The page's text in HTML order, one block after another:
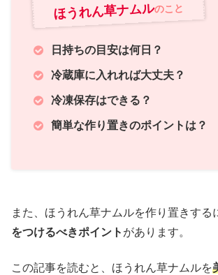
ほうれん草ナムルのこと
日持ちの目安は何日？
冷蔵庫に入れれば大丈夫？
冷凍保存はできる？
簡単な作り置きのポイントは？
また、ほうれん草ナムルを作り置きする
をつけるべきポイント があります。
この記事を読むと、ほうれん草ナムルを